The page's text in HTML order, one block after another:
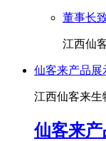
董事长
江西仙
仙客来产品展
江西仙客来生
仙客来